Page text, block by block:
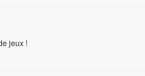
jeux !